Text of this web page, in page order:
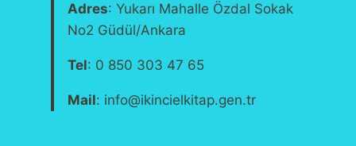
Adres: Yukarı Mahalle Özdal Sokak
No2 Güdül/Ankara
Tel: 0 850 303 47 65
Mail: info@ikincielkitap.gen.tr